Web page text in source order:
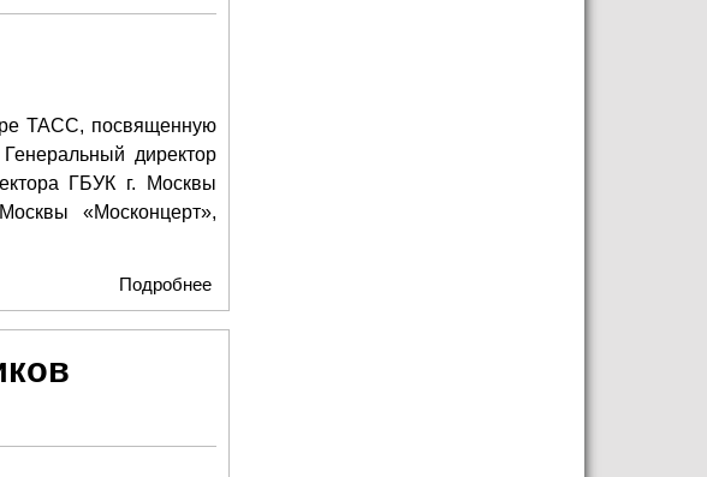
ТАСС, посвященную
директор
ГБУК г. Москвы
«Москонцерт»,
Подробнее
Победы и премьерах сезона